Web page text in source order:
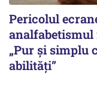
Pericolul
„Pur și simplu
abilități”